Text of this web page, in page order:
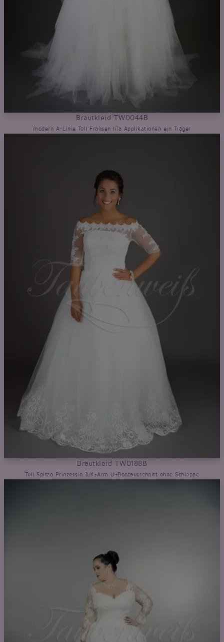
Brautkleid TW0044B
modern A-Linie Tüll Fransen lila Applikationen ein Träger
Brautkleid TW0188B
Tüll Spitze Prinzessin 3/4-Arm U-Bootausschnitt ohne Schleppe